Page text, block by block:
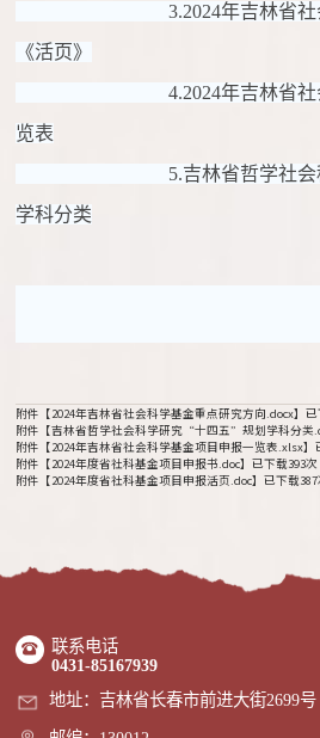
3.2024年吉林省社会科
《活页》
4.2024年吉林省社会科
览表
5.吉林省哲学社会科学研
学科分类
附件【2024年吉林省社会科学基金重点研究方向.docx】
附件【吉林省哲学社会科学研究“十四五”规划学科分类
附件【2024年吉林省社会科学基金项目申报一览表.xlsx】
附件【2024年度省社科基金项目申报书.doc】已下载393次
附件【2024年度省社科基金项目申报活页.doc】已下载387
联系电话
0431-85167939
地址：吉林省长春市前进大街2699